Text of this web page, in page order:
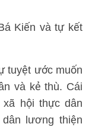
Kiến và tự kết
tuyệt ước muốn
và kẻ thù. Cái
hội thực dân
lương thiện